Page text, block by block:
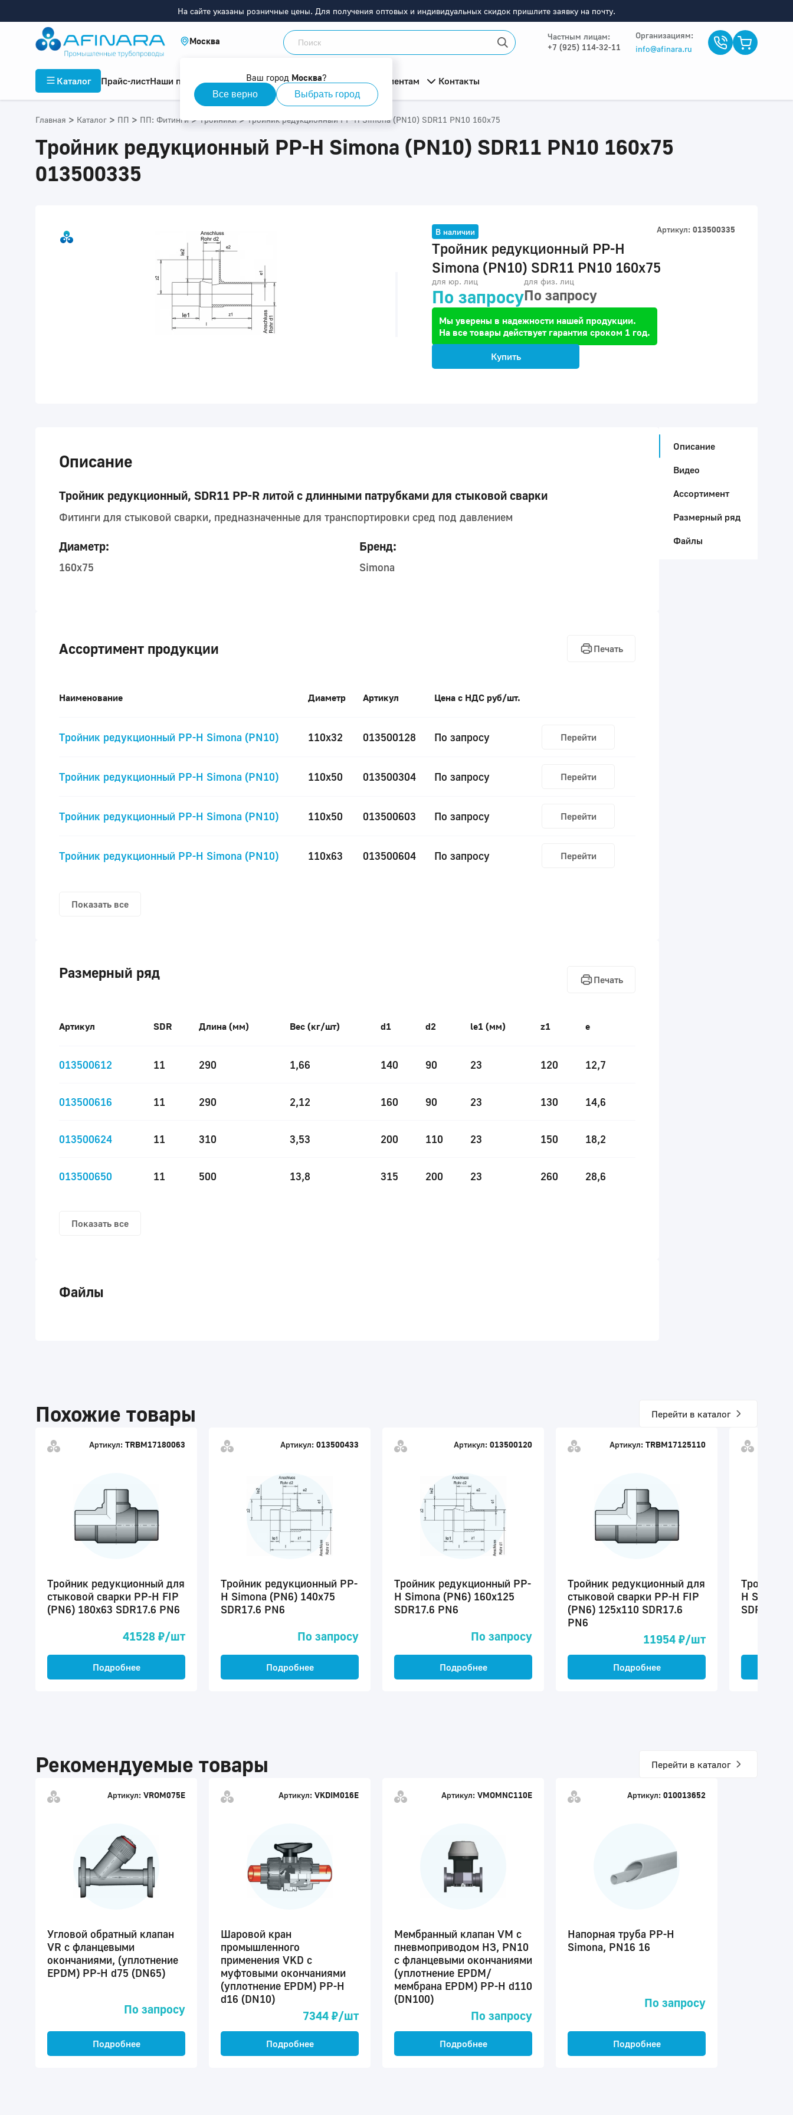
На сайте указаны розничные цены. Для получения оптовых и индивидуальных скидок пришлите заявку на почту.
Москва
Ваш город Москва?
Все верно Выбрать город
Частным лицам:
+7 (925) 114-32-11
Организациям:
info@afinara.ru
Каталог Прайс-листНаши проекты Информация О компании Клиентам Контакты
Главная > Каталог > ПП > ПП: Фитинги > Тройники > Тройник редукционный PP-H Simona (PN10) SDR11 PN10 160x75
Тройник редукционный PP-H Simona (PN10) SDR11 PN10 160x75
013500335
В наличии Артикул: 013500335
Тройник редукционный PP-H
Simona (PN10) SDR11 PN10 160x75
для юр. лиц
По запросу
для физ. лиц
По запросу
Мы уверены в надежности нашей продукции.
На все товары действует гарантия сроком 1 год.
Купить
Описание
Тройник редукционный, SDR11 PP-R литой с длинными патрубками для стыковой сварки
Фитинги для стыковой сварки, предназначенные для транспортировки сред под давлением
Диаметр:
160x75
Бренд:
Simona
Ассортимент продукции Печать
Наименование Диаметр Артикул Цена с НДС руб/шт.
Тройник редукционный PP-H Simona (PN10) 110x32 013500128 По запросу Перейти
Тройник редукционный PP-H Simona (PN10) 110x50 013500304 По запросу Перейти
Тройник редукционный PP-H Simona (PN10) 110x50 013500603 По запросу Перейти
Тройник редукционный PP-H Simona (PN10) 110x63 013500604 По запросу Перейти
Показать все
Размерный ряд Печать
Артикул SDR Длина (мм) Вес (кг/шт) d1 d2 le1 (мм) z1 e
013500612 11 290 1,66 140 90 23 120 12,7
013500616 11 290 2,12 160 90 23 130 14,6
013500624 11 310 3,53 200 110 23 150 18,2
013500650 11 500 13,8 315 200 23 260 28,6
Показать все
Файлы
Описание
Видео
Ассортимент
Размерный ряд
Файлы
Похожие товары Перейти в каталог
Артикул: TRBM17180063
Тройник редукционный для
стыковой сварки PP-H FIP
(PN6) 180x63 SDR17.6 PN6
41528 ₽/шт
Подробнее
Артикул: 013500433
Тройник редукционный PP-
H Simona (PN6) 140x75
SDR17.6 PN6
По запросу
Подробнее
Артикул: 013500120
Тройник редукционный PP-
H Simona (PN6) 160x125
SDR17.6 PN6
По запросу
Подробнее
Артикул: TRBM17125110
Тройник редукционный для
стыковой сварки PP-H FIP
(PN6) 125x110 SDR17.6
PN6
11954 ₽/шт
Подробнее
Тройник
H Simona
SDR17.6
Рекомендуемые товары Перейти в каталог
Артикул: VROM075E
Угловой обратный клапан
VR c фланцевыми
окончаниями, (уплотнение
EPDM) PP-H d75 (DN65)
По запросу
Подробнее
Артикул: VKDIM016E
Шаровой кран
промышленного
применения VKD с
муфтовыми окончаниями
(уплотнение EPDM) PP-H
d16 (DN10)
7344 ₽/шт
Подробнее
Артикул: VMOMNC110E
Мембранный клапан VM с
пневмоприводом НЗ, PN10
с фланцевыми окончаниями
(уплотнение EPDM/
мембрана EPDM) PP-H d110
(DN100)
По запросу
Подробнее
Артикул: 010013652
Напорная труба PP-H
Simona, PN16 16
По запросу
Подробнее